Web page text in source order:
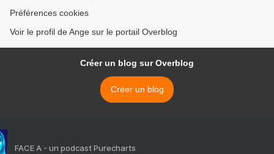
Préférences cookies
Voir le profil de Ange sur le portail Overblog
Créer un blog sur Overblog
Créer un blog
FACE A - un podcast Purecharts